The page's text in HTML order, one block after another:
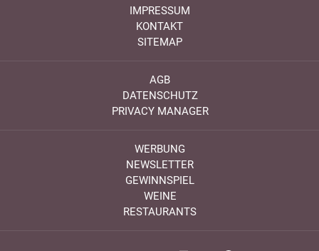
IMPRESSUM
KONTAKT
SITEMAP
AGB
DATENSCHUTZ
PRIVACY MANAGER
WERBUNG
NEWSLETTER
GEWINNSPIEL
WEINE
RESTAURANTS